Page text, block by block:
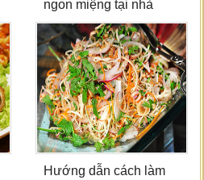
ngon miệng tại nhà
Hướng dẫn cách làm